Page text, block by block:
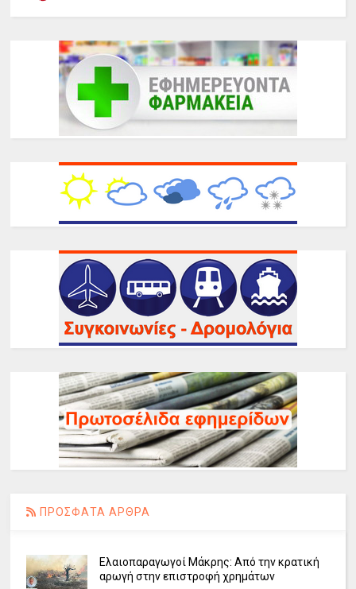
ΠΡΟΣΦΑΤΑ ΑΡΘΡΑ
Ελαιοπαραγωγοί Μάκρης: Από την κρατική
αρωγή στην επιστροφή χρημάτων